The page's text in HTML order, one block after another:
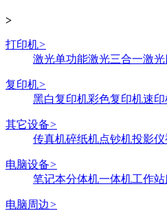
>
打印机>
激光单功能激光三合一激光
复印机>
黑白复印机彩色复印机速印
其它设备>
传真机碎纸机点钞机投影仪
电脑设备>
笔记本分体机一体机工作站
电脑周边>